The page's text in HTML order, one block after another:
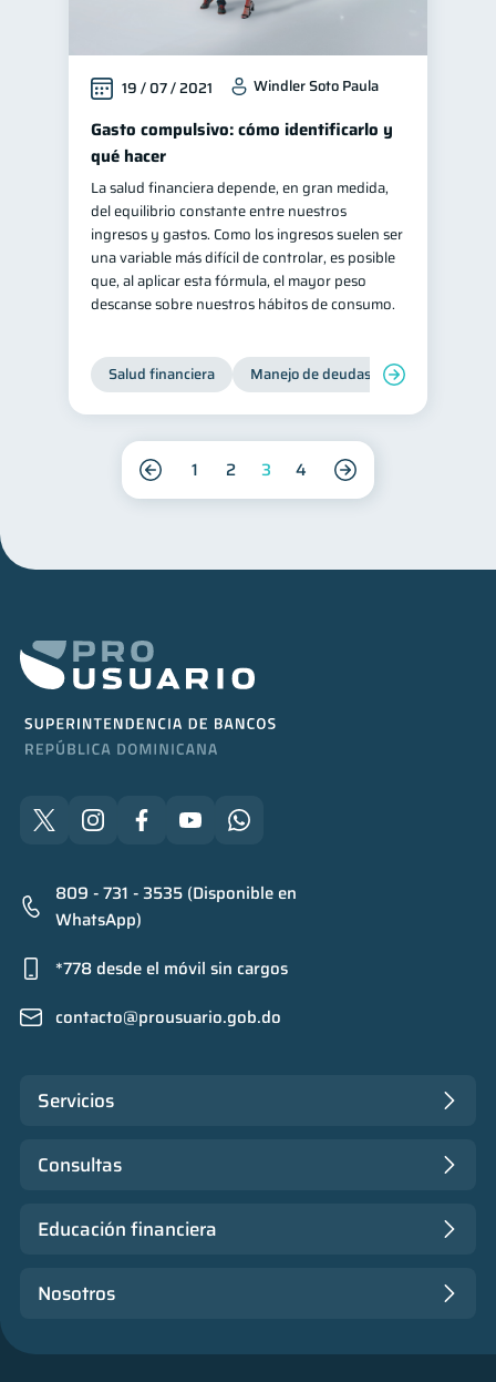
19 / 07 / 2021 Windler Soto Paula
Gasto compulsivo: cómo identificarlo y
qué hacer
La salud financiera depende, en gran medida,
del equilibrio constante entre nuestros
ingresos y gastos. Como los ingresos suelen ser
una variable más difícil de controlar, es posible
que, al aplicar esta fórmula, el mayor peso
descanse sobre nuestros hábitos de consumo.
Salud financiera Manejo de deudas
1 2 3 4
809 - 731 - 3535 (Disponible en
WhatsApp)
*778 desde el móvil sin cargos
contacto@prousuario.gob.do
Servicios
Consultas
Educación financiera
Nosotros